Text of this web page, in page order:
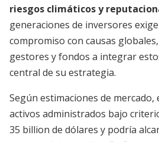
riesgos climáticos y
generaciones de inversores
compromiso con causas
gestores y fondos a integrar
central de su estrategia.
Según estimaciones de
activos administrados bajo
35 billion de dólares y podría